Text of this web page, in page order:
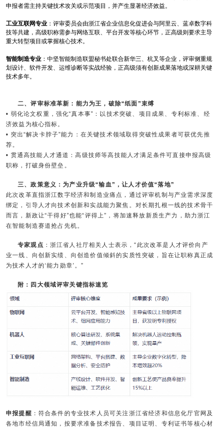
申报者需主持关键技术攻关或示范项目，并产生显著经济效益。
工业互联网专业：评审委员会由浙江省企业信息化促进会与阿里云、蓝卓数字科
技等共建，高级职称需参与网络互联、平台开发等核心环节，正高级则要求主导
重大转型项目或掌握核心技术。
智能制造专业：中坚智能制造联盟秘书处联合新华三、杭叉等企业，评审侧重规
划设计、软件开发、运维诊断等实战经验，正高级须有创新成果落地或深耕关键
技术多年。
二、评审标准革新：能力为王，破除“纸面”束缚
• 弱化论文权重，强化“真本事”：以技术突破、项目成果、专利标准、经
济效益为核心指标。
• 突出“解决卡脖子”能力：在关键技术领域取得突破性成果者可获优先推
荐。
• 贯通高技能人才通道：高级技师等高技能人才满足条件可直接申报高级
职称，打破身份壁垒。
三、政策意义：为产业升级“输血”，让人才价值“落地”
此次改革直指浙江数字经济和制造业痛点，通过评审机制与产业需求深度
绑定，引导人才向技术创新和实战能力聚焦。对长期扎根一线的技术骨干
而言，新政让“干得好”也能“评得上”，将加速释放新质生产力，助力浙江
在智能制造赛道抢占先机。
专家观点 ：浙江省人社厅相关人士表示，“此次改革是人才评价向产
业一线、向创新实绩、向创造价值倾斜的实质性突破，旨在让职称真正成
为技术人才的‘能力勋章’。”
附：四大领域评审关键指标速览
申报提醒 ：符合条件的专业技术人员可关注浙江省经济和信息化厅官网及
各地市经信局通知，按要求准备技术报告、项目证明、专利证书等核心材